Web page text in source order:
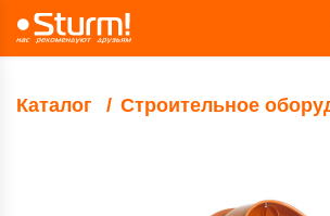
Каталог Строительное